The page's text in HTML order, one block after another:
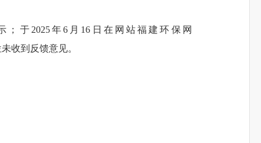
；于2025年6月16日在网站福建环保网
收到反馈意见。